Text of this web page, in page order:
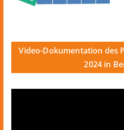
Video-Dokumentation des
2024 in